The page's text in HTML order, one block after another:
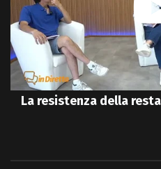
La resistenza della